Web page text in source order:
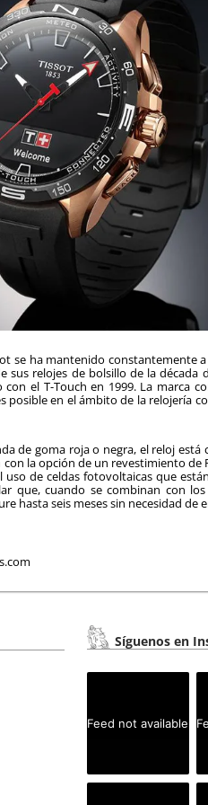
se ha mantenido constantemente
sus relojes de bolsillo de la década
el T-Touch en 1999. La marca
en el ámbito de la relojería
de goma roja o negra, el reloj
la opción de un revestimiento de
uso de celdas fotovoltaicas que
que, cuando se combinan con
hasta seis meses sin necesidad de
Síguenos en
Feed not available